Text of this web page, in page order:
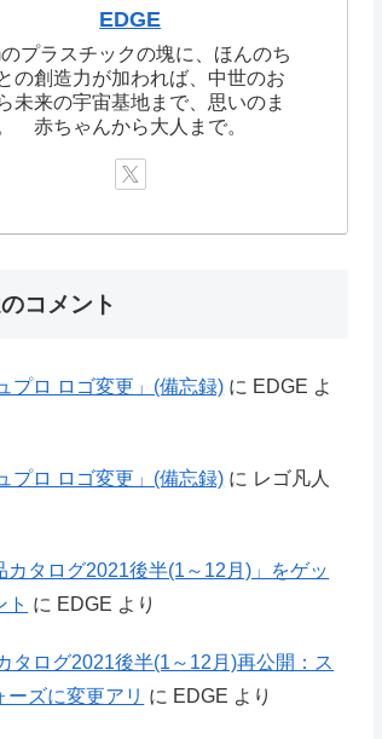
EDGE
プラスチックの塊に、ほんのち
の創造力が加われば、中世のお
未来の宇宙基地まで、思いのま
赤ちゃんから大人まで。
コメント
プロ ロゴ変更」(備忘録) に EDGE よ
プロ ロゴ変更」(備忘録) に レゴ凡人
カタログ2021後半(1～12月)」をゲッ
ト に EDGE より
タログ2021後半(1～12月)再公開：ス
ーズに変更アリ に EDGE より